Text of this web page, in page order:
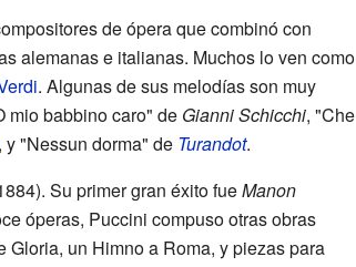
de ópera que combinó con
alemanas e italianas. Muchos lo ven como
. Algunas de sus melodías son muy
mio babbino caro" de Gianni Schicchi, "Che
y "Nessun dorma" de Turandot.
Su primer gran éxito fueManon
óperas, Puccini compuso otras obras
Gloria, un Himno a Roma, y piezas para